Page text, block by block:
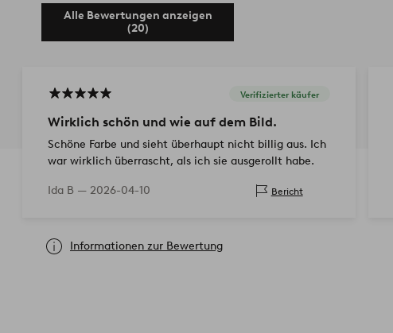
Alle Bewertungen anzeigen
(20)
Verifizierter käufer
Wirklich schön und wie auf dem Bild.
Schöne Farbe und sieht überhaupt nicht billig aus. Ich
war wirklich überrascht, als ich sie ausgerollt habe.
Ida B — 2026-04-10 Bericht
Informationen zur Bewertung